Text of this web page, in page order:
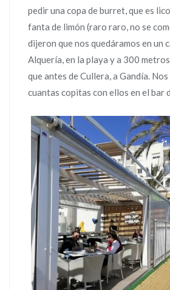
pedir una copa de burret, que es
fanta de limón (raro raro, no se
dijeron que nos quedáramos en un
Alquería, en la playa y a 300
que antes de Cullera, a Gandía.
cuantas copitas con ellos en el bar